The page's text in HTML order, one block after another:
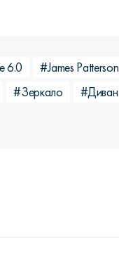
6.0 #James Patterson
#Зеркало #Диван